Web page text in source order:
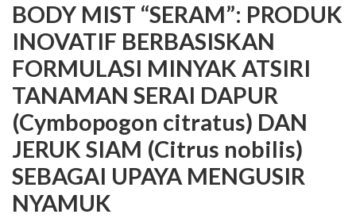
BODY MIST “SERAM”: PRODUK
INOVATIF BERBASISKAN
FORMULASI MINYAK ATSIRI
TANAMAN SERAI DAPUR
(Cymbopogon citratus) DAN
JERUK SIAM (Citrus nobilis)
SEBAGAI UPAYA MENGUSIR
NYAMUK